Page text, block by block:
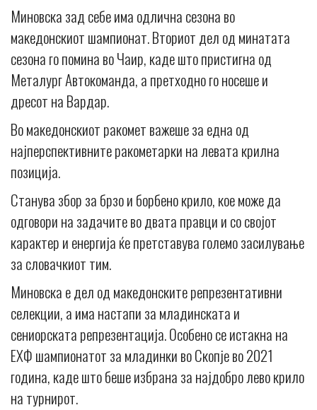
Миновска зад себе има одлична сезона во
македонскиот шампионат. Вториот дел од минатата
сезона го помина во Чаир, каде што пристигна од
Металург Автокоманда, а претходно го носеше и
дресот на Вардар.
Во македонскиот ракомет важеше за една од
најперспективните ракометарки на левата крилна
позиција.
Станува збор за брзо и борбено крило, кое може да
одговори на задачите во двата правци и со својот
карактер и енергија ќе претставува големо засилување
за словачкиот тим.
Миновска е дел од македонските репрезентативни
селекции, а има настапи за младинската и
сениорската репрезентација. Особено се истакна на
ЕХФ шампионатот за младинки во Скопје во 2021
година, каде што беше избрана за најдобро лево крило
на турнирот.